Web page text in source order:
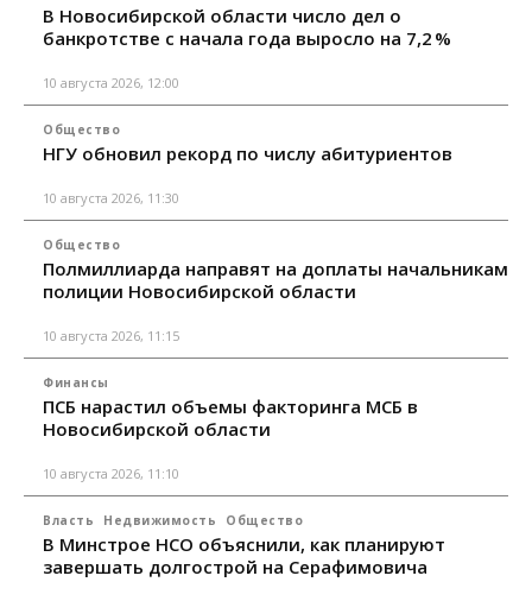
В Новосибирской области число дел о
банкротстве с начала года выросло на 7,2 %
10 августа 2026, 12:00
Общество
НГУ обновил рекорд по числу абитуриентов
10 августа 2026, 11:30
Общество
Полмиллиарда направят на доплаты начальникам
полиции Новосибирской области
10 августа 2026, 11:15
Финансы
ПСБ нарастил объемы факторинга МСБ в
Новосибирской области
10 августа 2026, 11:10
Власть Недвижимость Общество
В Минстрое НСО объяснили, как планируют
завершать долгострой на Серафимовича